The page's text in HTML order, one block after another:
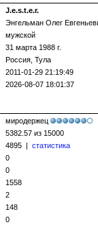
J.e.s.t.e.r.
Энгельман Олег
мужской
31 марта 1988 г.
Россия, Тула
2011-01-29 21:19:49
2026-08-07 18:01:37
миродержец
5382.57 из 15000
4895 | статистика
0
0
1558
2
148
0